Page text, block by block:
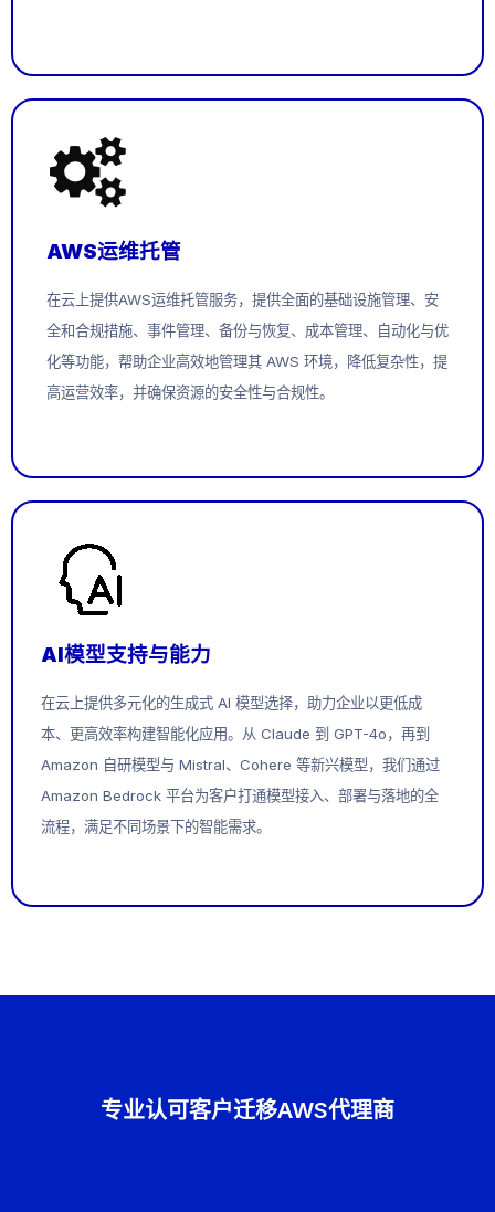
AWS运维托管
在云上提供AWS运维托管服务， 提供全面的基础设施管理、安
全和合规措施、事件管理、备份与恢复、成本管理、自动化与优
化等功能，帮助企业高效地管理其 AWS 环境，降低复杂性，提
高运营效率，并确保资源的安全性与合规性。
AI模型支持与能力
在云上提供多元化的生成式 AI 模型选择，助力企业以更低成
本、更高效率构建智能化应用。从 Claude 到 GPT-4o，再到
Amazon 自研模型与 Mistral、Cohere 等新兴模型，我们通过
Amazon Bedrock 平台为客户打通模型接入、部署与落地的全
流程，满足不同场景下的智能需求。
专业认可客户迁移AWS代理商